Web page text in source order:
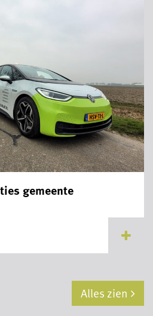
gemeente
Alles zien